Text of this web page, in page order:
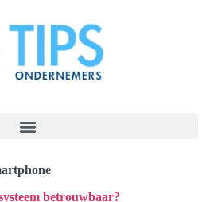
betrouwbaar?